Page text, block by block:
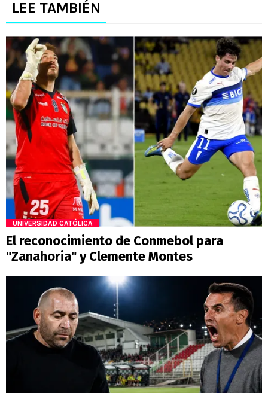
LEE TAMBIÉN
UNIVERSIDAD CATÓLICA
El reconocimiento de Conmebol para
"Zanahoria" y Clemente Montes